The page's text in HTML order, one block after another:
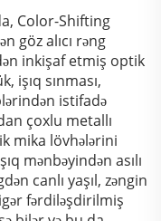
Color-Shifting
göz alıcı rəng
inkişaf etmiş optik
işıq sınması,
istifadə
çoxlu metallı
mika lövhələrini
mənbəyindən asılı
canlı yaşıl, zəngin
fərdiləşdirilmiş